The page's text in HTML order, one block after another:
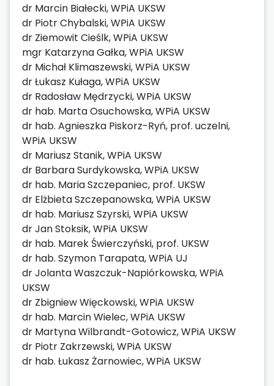
dr Marcin Białecki, WPiA UKSW
dr Piotr Chybalski, WPiA UKSW
dr Ziemowit Cieślk, WPiA UKSW
mgr Katarzyna Gałka, WPiA UKSW
dr Michał Klimaszewski, WPiA UKSW
dr Łukasz Kułaga, WPiA UKSW
dr Radosław Mędrzycki, WPiA UKSW
dr hab. Marta Osuchowska, WPiA UKSW
dr hab. Agnieszka Piskorz-Ryń, prof. uczelni,
WPiA UKSW
dr Mariusz Stanik, WPiA UKSW
dr Barbara Surdykowska, WPiA UKSW
dr hab. Maria Szczepaniec, prof. UKSW
dr Elżbieta Szczepanowska, WPiA UKSW
dr hab. Mariusz Szyrski, WPiA UKSW
dr Jan Stoksik, WPiA UKSW
dr hab. Marek Świerczyński, prof. UKSW
dr hab. Szymon Tarapata, WPiA UJ
dr Jolanta Waszczuk-Napiórkowska, WPiA
UKSW
dr Zbigniew Więckowski, WPiA UKSW
dr hab. Marcin Wielec, WPiA UKSW
dr Martyna Wilbrandt-Gotowicz, WPiA UKSW
dr Piotr Zakrzewski, WPiA UKSW
dr hab. Łukasz Żarnowiec, WPiA UKSW